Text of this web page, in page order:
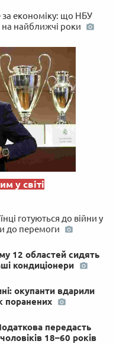
економіку: що НБУ
найближчі роки
у світі
готуються до війни у
до перемоги
12 областей сидять
кондиціонери
окупанти вдарили
поранених
передасть
18–60 років